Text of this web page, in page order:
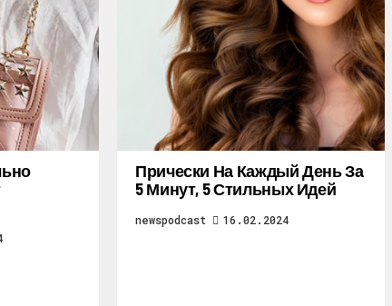
Прически На Каждый День За
5 Минут, 5 Стильных Идей
newspodcast 16.02.2024